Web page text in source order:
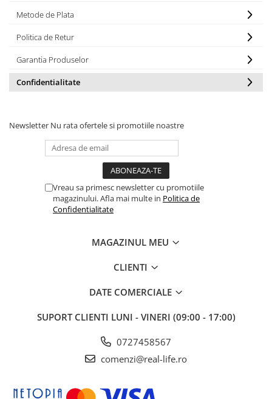
Metode de Plata
Politica de Retur
Garantia Produselor
Confidentialitate
Newsletter Nu rata ofertele si promotiile noastre
Vreau sa primesc newsletter cu promotiile
magazinului. Afla mai multe in Politica de
Confidentialitate
MAGAZINUL MEU
CLIENTI
DATE COMERCIALE
SUPORT CLIENTI LUNI - VINERI (09:00 - 17:00)
0727458567
comenzi@real-life.ro